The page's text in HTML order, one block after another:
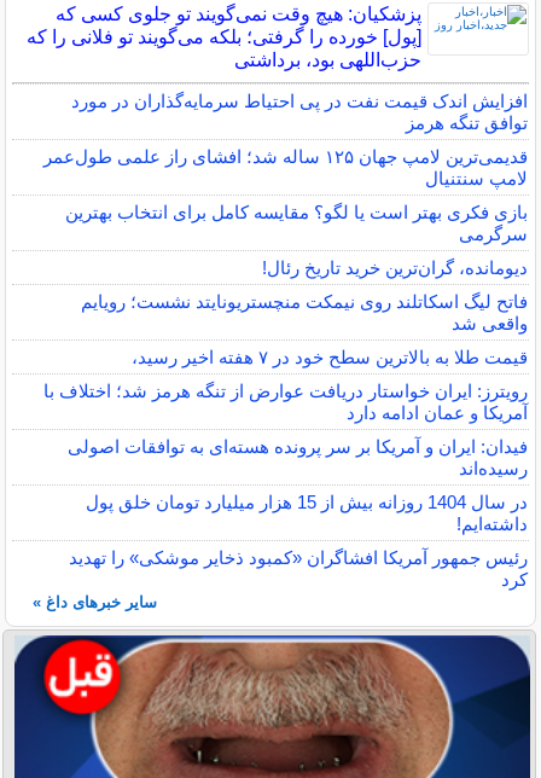
پزشکیان: هیچ وقت نمی‌گویند تو جلوی کسی که
[پول] خورده را گرفتی؛ بلکه می‌گویند تو فلانی را که
حزب‌اللهی بود، برداشتی
افزایش اندک قیمت نفت در پی احتیاط سرمایه‌گذاران در مورد
توافق تنگه هرمز
قدیمی‌ترین لامپ جهان ۱۲۵ ساله شد؛ افشای راز علمی طول‌عمر
لامپ سنتنیال
بازی فکری بهتر است یا لگو؟ مقایسه کامل برای انتخاب بهترین
سرگرمی
دیومانده، گران‌ترین خرید تاریخ رئال!
فاتح لیگ اسکاتلند روی نیمکت منچستریونایتد نشست؛ رویایم
واقعی شد
قیمت طلا به بالاترین سطح خود در ۷ هفته اخیر رسید،
رویترز: ایران خواستار دریافت عوارض از تنگه هرمز شد؛ اختلاف با
آمریکا و عمان ادامه دارد
فیدان: ایران و آمریکا بر سر پرونده هسته‌ای به توافقات اصولی
رسیده‌اند
در سال 1404 روزانه بیش از 15 هزار میلیارد تومان خلق پول
داشته‌ایم!
رئیس جمهور آمریکا افشاگران «کمبود ذخایر موشکی» را تهدید
کرد
سایر خبرهای داغ »